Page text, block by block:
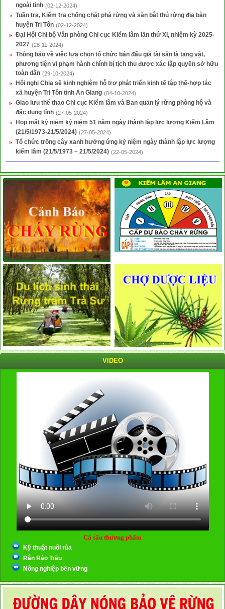
ngoài tỉnh (02-12-2024)
Tuần tra, Kiểm tra chống chặt phá rừng và săn bắt thú rừng địa bàn
huyện Tri Tôn (02-12-2024)
Đại Hội Chi bộ Văn phòng Chi cục Kiểm lâm lần thứ XI, nhiệm kỳ 2025-
2027 (28-11-2024)
Thông báo về việc lựa chọn tổ chức bán đấu giá tài sản là tang vật,
phương tiện vi phạm hành chính bị tịch thu được xác lập quyền sở hữu
toàn dân (29-10-2024)
Hội nghị Chia sẽ kinh nghiệm hỗ trợ phát triển kinh tế tập thế-hợp tác
xã huyện Tri Tôn tỉnh An Giang (04-10-2024)
Giao lưu thể thao Chi cục Kiểm lâm và Ban quản lý rừng phòng hộ và
đặc dụng tỉnh (27-05-2024)
Họp mặt kỷ niệm kỷ niệm 51 năm ngày thành lập lực lượng Kiểm Lâm
(21/5/1973-21/5/2024) (27-05-2024)
Tổ chức trồng cây xanh hưởng ứng kỷ niệm ngày thành lập lực lượng
kiểm lâm (21/5/1973 – 21/5/2024) (22-05-2024)
VIDEO
Cá sấu thương phẩm
Kỹ thuật nuôi rùa
Rắn Ráo Trâu
Nông nghiệp bền vững